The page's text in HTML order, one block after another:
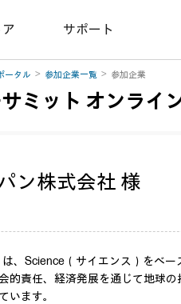
サポート
ータル 参加企業一覧 参加企業
ミット オンライ
ン株式会社 様
、Science（サイエンス）をベ
的責任、経済発展を通じて地球
います。